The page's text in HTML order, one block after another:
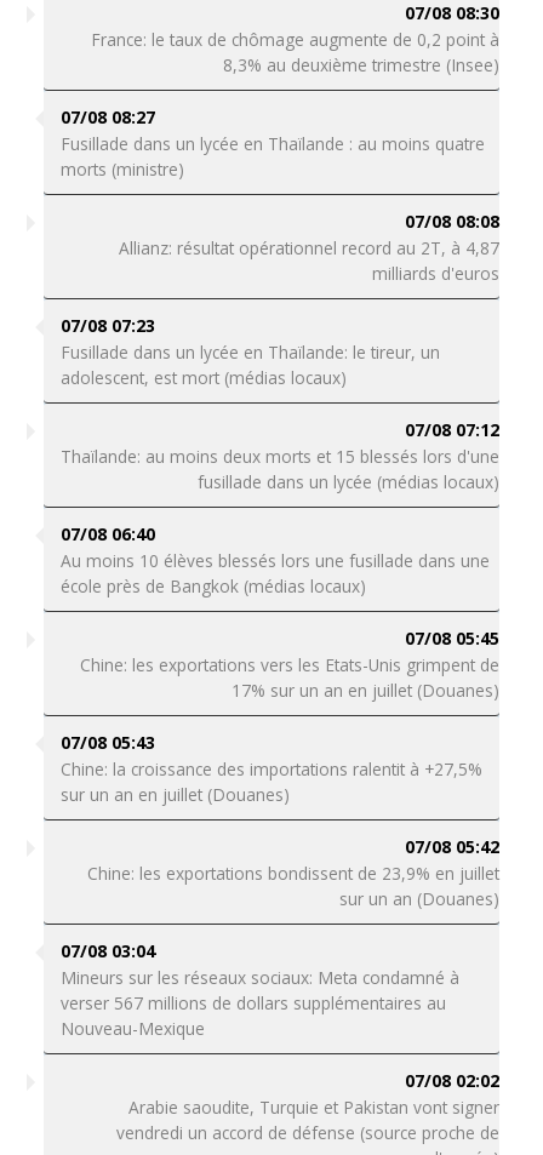
07/08 08:30
France: le taux de chômage augmente de 0,2 point à
8,3% au deuxième trimestre (Insee)
07/08 08:27
Fusillade dans un lycée en Thaïlande : au moins quatre
morts (ministre)
07/08 08:08
Allianz: résultat opérationnel record au 2T, à 4,87
milliards d'euros
07/08 07:23
Fusillade dans un lycée en Thaïlande: le tireur, un
adolescent, est mort (médias locaux)
07/08 07:12
Thaïlande: au moins deux morts et 15 blessés lors d'une
fusillade dans un lycée (médias locaux)
07/08 06:40
Au moins 10 élèves blessés lors une fusillade dans une
école près de Bangkok (médias locaux)
07/08 05:45
Chine: les exportations vers les Etats-Unis grimpent de
17% sur un an en juillet (Douanes)
07/08 05:43
Chine: la croissance des importations ralentit à +27,5%
sur un an en juillet (Douanes)
07/08 05:42
Chine: les exportations bondissent de 23,9% en juillet
sur un an (Douanes)
07/08 03:04
Mineurs sur les réseaux sociaux: Meta condamné à
verser 567 millions de dollars supplémentaires au
Nouveau-Mexique
07/08 02:02
Arabie saoudite, Turquie et Pakistan vont signer
vendredi un accord de défense (source proche de